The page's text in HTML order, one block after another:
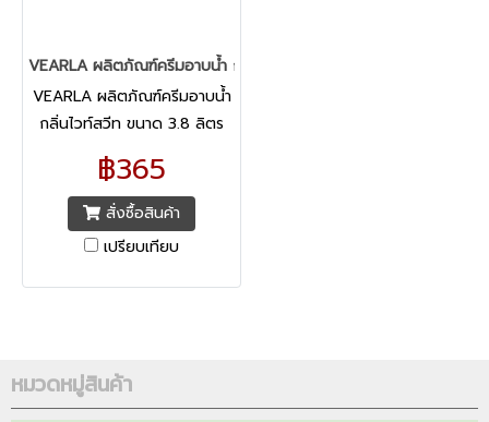
VEARLA ผลิตภัณฑ์ครีมอาบน้ำ กลิ่นไวท์สวีท ขนาด 3.8 ลิตร
VEARLA ผลิตภัณฑ์ครีมอาบน้ำ
กลิ่นไวท์สวีท ขนาด 3.8 ลิตร
สำหรับทำความสะอาดผิวกาย
ประจำวัน ผสมมอยส์เจอร์ไรเซอร์
ช่วยบำรุงผิวให้นุ่มชุ่มชื่น
฿365
สั่งซื้อสินค้า
เปรียบเทียบ
หมวดหมู่สินค้า